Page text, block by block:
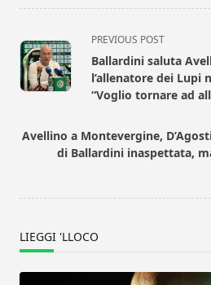
<span
class="nav-
subtitle
screen-
text">Page</span>
PREVIOUS POST
Ballardini saluta
l’allenatore dei Lupi
“Voglio tornare ad
Avellino a Montevergine,
di Ballardini inaspettata,
LIEGGI 'LLOCO